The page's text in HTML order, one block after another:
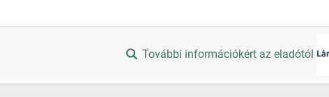
További információkért az eladótól